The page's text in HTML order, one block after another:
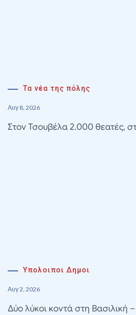
Τα νέα της πόλης
Αυγ 8, 2026
Στον Τσουβέλα 2.000 θεατές,
Υπολοιποι Δημοι
Αυγ 2, 2026
Δύο λύκοι κοντά στη Βασιλική